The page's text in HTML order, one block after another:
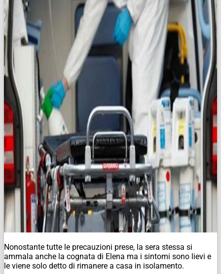
Nonostante tutte le precauzioni prese, la sera stessa si
ammala anche la cognata di Elena ma i sintomi sono lievi e
le viene solo detto di rimanere a casa in isolamento.